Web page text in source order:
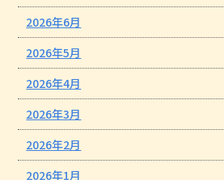
2026年6月
2026年5月
2026年4月
2026年3月
2026年2月
2026年1月